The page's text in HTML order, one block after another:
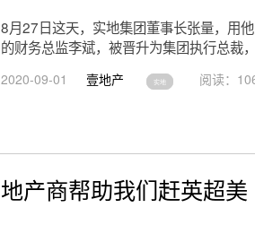
8月27日这天，实地集团董事长张量，用
的财务总监李斌，被晋升为集团执行总裁
2020-09-01 壹地产 实地 阅读：
地产商帮助我们赶英超美